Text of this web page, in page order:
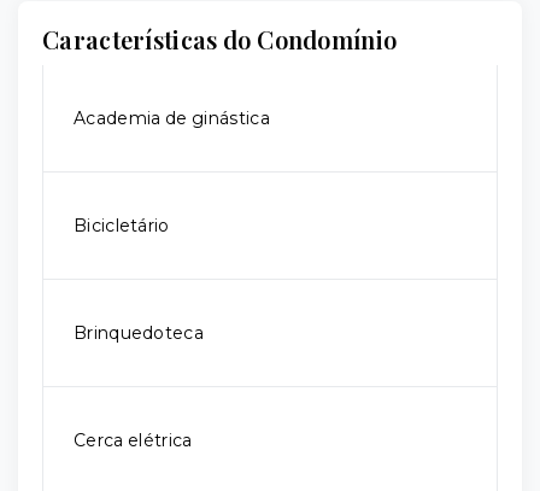
Características do Condomínio
Academia de ginástica
Bicicletário
Brinquedoteca
Cerca elétrica